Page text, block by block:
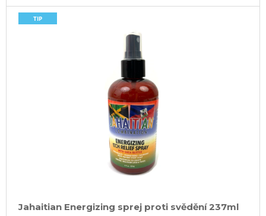
TIP
Jahaitian Energizing sprej proti svědění 237ml